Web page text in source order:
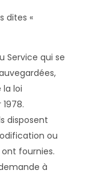
dites «
Service qui se
la loi
disposent
ou
fournies.
à